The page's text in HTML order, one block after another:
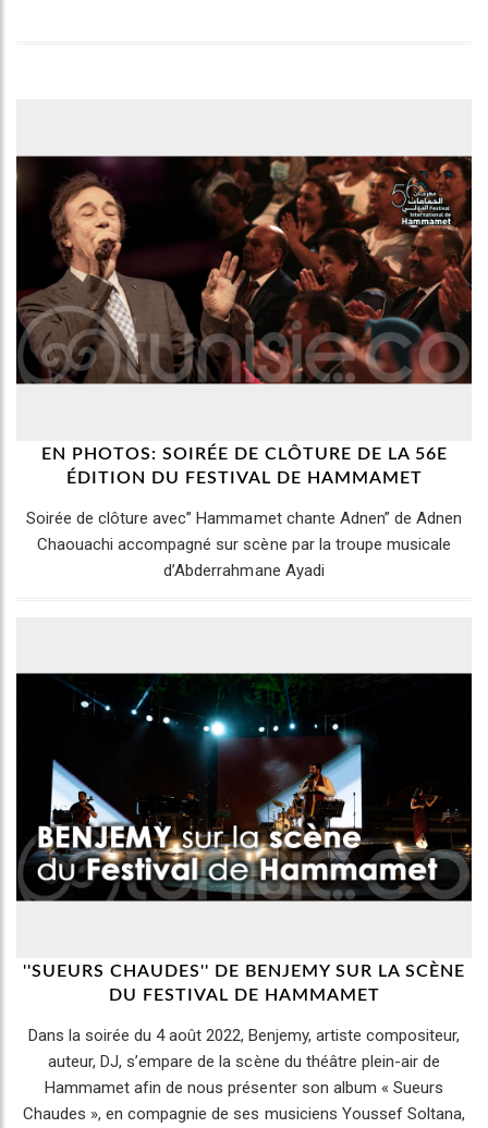
o
n
EN PHOTOS: SOIRÉE DE CLÔTURE DE LA 56E
ÉDITION DU FESTIVAL DE HAMMAMET
Soirée de clôture avec” Hammamet chante Adnen” de Adnen
Chaouachi accompagné sur scène par la troupe musicale
d’Abderrahmane Ayadi
''SUEURS CHAUDES'' DE BENJEMY SUR LA SCÈNE
DU FESTIVAL DE HAMMAMET
Dans la soirée du 4 août 2022, Benjemy, artiste compositeur,
auteur, DJ, s’empare de la scène du théâtre plein-air de
Hammamet afin de nous présenter son album « Sueurs
Chaudes », en compagnie de ses musiciens Youssef Soltana,